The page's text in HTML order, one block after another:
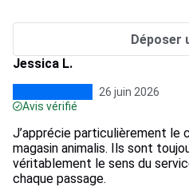
Déposer
Jessica L.
26 juin 2026
Avis vérifié
J’apprécie particulièrement le
magasin animalis. Ils sont
véritablement le sens du
chaque passage.